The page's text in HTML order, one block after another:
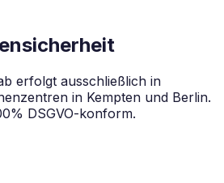
erfolgt ausschließlich in
in Kempten und Berlin.
DSGVO-konform.